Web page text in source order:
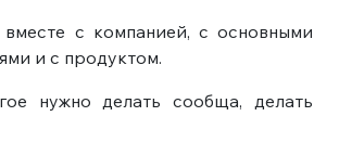
вместе с компанией, с основными
и с продуктом.
нужно делать сообща, делать